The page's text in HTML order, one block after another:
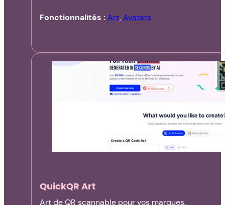
Fonctionnalités : Art,Avatars
QuickQR Art
Art de QR scannable pour vos marques.